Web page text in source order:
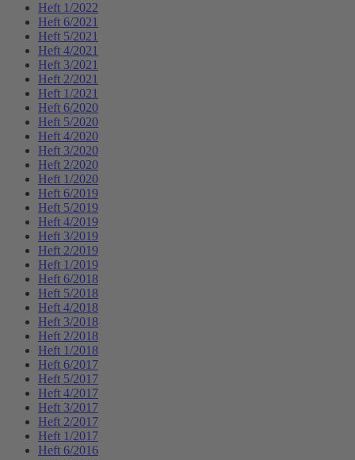
Heft 1/2022
Heft 6/2021
Heft 5/2021
Heft 4/2021
Heft 3/2021
Heft 2/2021
Heft 1/2021
Heft 6/2020
Heft 5/2020
Heft 4/2020
Heft 3/2020
Heft 2/2020
Heft 1/2020
Heft 6/2019
Heft 5/2019
Heft 4/2019
Heft 3/2019
Heft 2/2019
Heft 1/2019
Heft 6/2018
Heft 5/2018
Heft 4/2018
Heft 3/2018
Heft 2/2018
Heft 1/2018
Heft 6/2017
Heft 5/2017
Heft 4/2017
Heft 3/2017
Heft 2/2017
Heft 1/2017
Heft 6/2016